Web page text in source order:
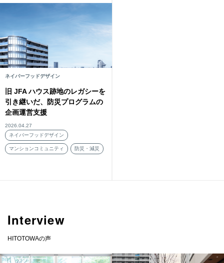
ネイバーフッドデザイン
旧 JFA ハウス跡地のレガシーを
引き継いだ、防災プログラムの
企画運営支援
2026.04.27
ネイバーフッドデザイン
マンションコミュニティ 防災・減災
Interview
HITOTOWAの声